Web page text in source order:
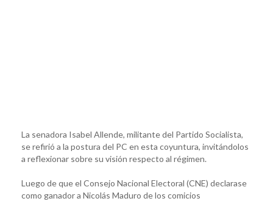
La senadora Isabel Allende, militante del Partido Socialista,
se refirió a la postura del PC en esta coyuntura, invitándolos
a reflexionar sobre su visión respecto al régimen.
Luego de que el Consejo Nacional Electoral (CNE) declarase
como ganador a Nicolás Maduro de los comicios